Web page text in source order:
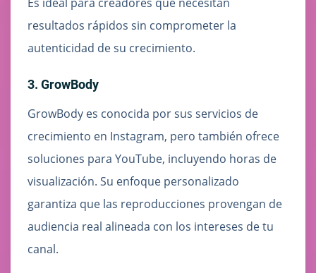
resultados rápidos sin comprometer la
autenticidad de su crecimiento.
3. GrowBody
GrowBody es conocida por sus servicios de
crecimiento en Instagram, pero también ofrece
soluciones para YouTube, incluyendo horas de
visualización. Su enfoque personalizado
garantiza que las reproducciones provengan de
audiencia real alineada con los intereses de tu
canal.